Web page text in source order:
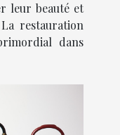
leur beauté et
restauration
dans